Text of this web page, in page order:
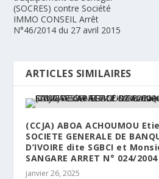
(SOCRES) contre Société
IMMO CONSEIL Arrêt
N°46/2014 du 27 avril 2015
ARTICLES SIMILAIRES
(CCJA) ABOA ACHOUMOU
SOCIETE GENERALE DE
D’IVOIRE dite SGBCI et
SANGARE ARRET N° 024/
janvier 26, 2025